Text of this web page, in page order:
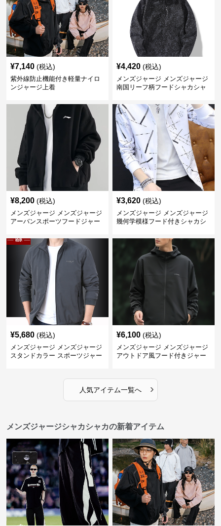
¥7,140 (税込)
紫外線防止機能付き軽量ナイロ
ンジャージ上着
¥4,420 (税込)
メンズジャージ メンズジャージ
南国リーフ柄フードシャカシャ
¥8,200 (税込)
メンズジャージ メンズジャージ
アーバンスポーツフードジャー
¥3,620 (税込)
メンズジャージ メンズジャージ
幾何学模様フード付きシャカシ
¥5,680 (税込)
メンズジャージ メンズジャージ
スタンドカラー スポーツジャー
¥6,100 (税込)
メンズジャージ メンズジャージ
アウトドア風フード付きジャー
人気アイテム一覧へ ›
メンズジャージシャカシャカの新着アイテム